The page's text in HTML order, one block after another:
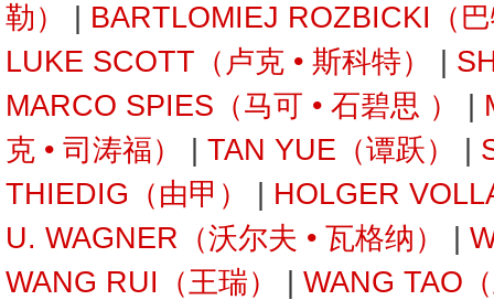
勒）
BARTLOMIEJ ROZBICKI（
LUKE SCOTT（卢克 • 斯科特）
MARCO SPIES（马可 • 石碧思 ）
克 • 司涛福）
TAN YUE（谭跃）
THIEDIG（由甲）
HOLGER
U. WAGNER（沃尔夫 • 瓦格纳）
WANG RUI（王瑞）
WANG TAO